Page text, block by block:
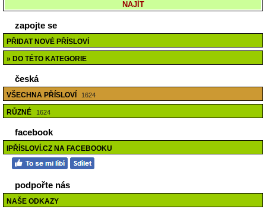
zapojte se
PŘIDAT NOVÉ PŘÍSLOVÍ
» DO TÉTO KATEGORIE
česká
VŠECHNA PŘÍSLOVÍ 1624
RŮZNÉ 1624
facebook
IPŘÍSLOVÍ.CZ NA FACEBOOKU
podpořte nás
NAŠE ODKAZY